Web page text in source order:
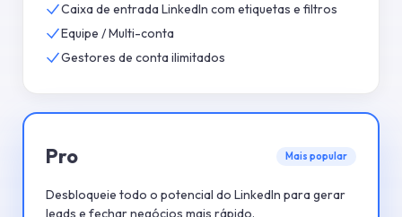
Caixa de entrada LinkedIn com etiquetas e filtros
Equipe / Multi-conta
Gestores de conta ilimitados
Pro Mais popular
Desbloqueie todo o potencial do LinkedIn para gerar
leads e fechar negócios mais rápido.